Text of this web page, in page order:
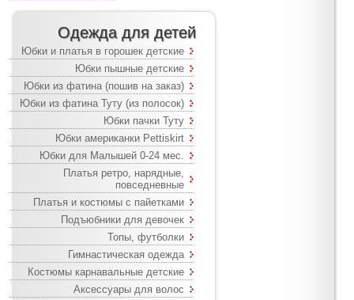
Одежда для детей
Юбки и платья в горошек детские
Юбки пышные детские
Юбки из фатина (пошив на заказ)
Юбки из фатина Туту (из полосок)
Юбки пачки Туту
Юбки американки Pettiskirt
Юбки для Малышей 0-24 мес.
Платья ретро, нарядные,
повседневные
Платья и костюмы с пайетками
Подъюбники для девочек
Топы, футболки
Гимнастическая одежда
Костюмы карнавальные детские
Аксессуары для волос